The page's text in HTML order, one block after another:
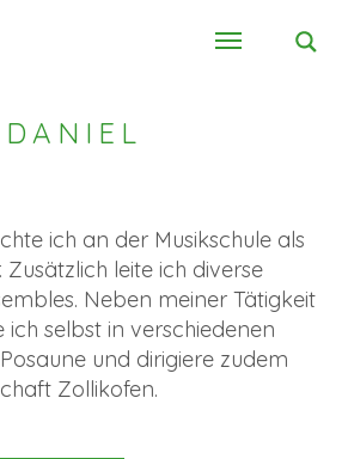
ich an der Musikschule als
Zusätzlich leite ich diverse
Neben meiner Tätigkeit
ich selbst in verschiedenen
und dirigiere zudem
Zollikofen.